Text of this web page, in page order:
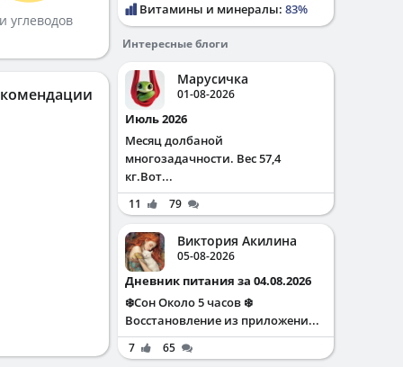
углеводов
Витамины и минералы: 83%
Интересные блоги
Марусичка
01-08-2026
Июль 2026
Месяц долбаной
многозадачности. Вес 57,4
кг.Вот...
11 79
Виктория Акилина
05-08-2026
Дневник питания за 04.08.2026
❄️Сон Около 5 часов ❄️
Восстановление из приложени...
7 65